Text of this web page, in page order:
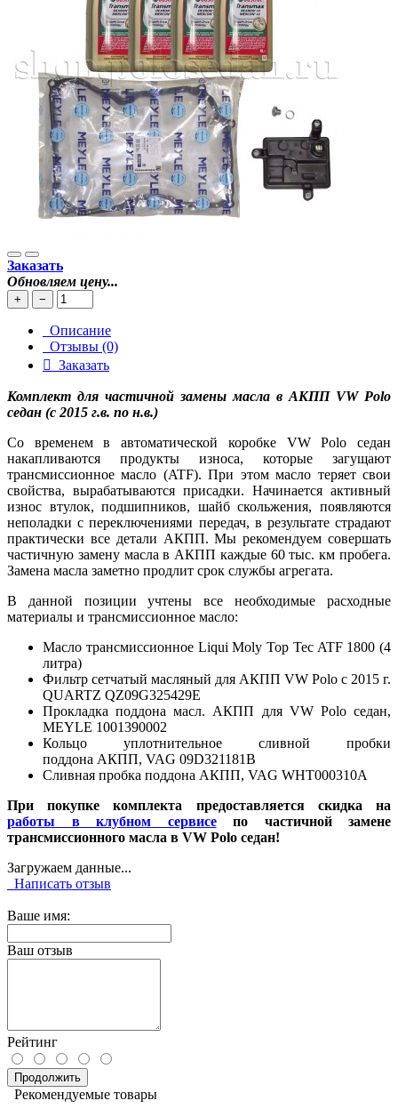
Заказать
Обновляем цену...
+ −
Описание
Отзывы (0)
Заказать
Комплект для частичной замены масла в АКПП VW Polo
седан (с 2015 г.в. по н.в.)
Со временем в автоматической коробке VW Polo седан
накапливаются продукты износа, которые загущают
трансмиссионное масло (ATF). При этом масло теряет свои
свойства, вырабатываются присадки. Начинается активный
износ втулок, подшипников, шайб скольжения, появляются
неполадки с переключениями передач, в результате страдают
практически все детали АКПП. Мы рекомендуем совершать
частичную замену масла в АКПП каждые 60 тыс. км пробега.
Замена масла заметно продлит срок службы агрегата.
В данной позиции учтены все необходимые расходные
материалы и трансмиссионное масло:
Масло трансмиссионное Liqui Moly Top Tec ATF 1800 (4
литра)
Фильтр сетчатый масляный для АКПП VW Polo с 2015 г.
QUARTZ QZ09G325429E
Прокладка поддона масл. АКПП для VW Polo седан,
MEYLE 1001390002
Кольцо уплотнительное сливной пробки
поддона АКПП, VAG 09D321181B
Сливная пробка поддона АКПП, VAG WHT000310A
При покупке комплекта предоставляется скидка на
работы в клубном сервисепо частичной замене
трансмиссионного масла в VW Polo седан!
Загружаем данные...
Написать отзыв
Ваше имя:
Ваш отзыв
Рейтинг
Продолжить
Рекомендуемые товары